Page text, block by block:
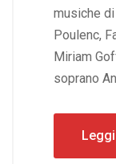
musiche di
Poulenc,
Miriam
soprano